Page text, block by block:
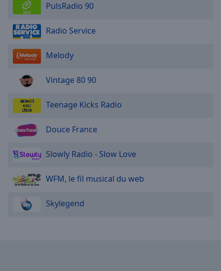
PulsRadio 90
Radio Service
Melody
Vintage 80 90
Teenage Kicks Radio
Douce France
Slowly Radio - Slow Love
WFM, le fil musical du web
Skylegend